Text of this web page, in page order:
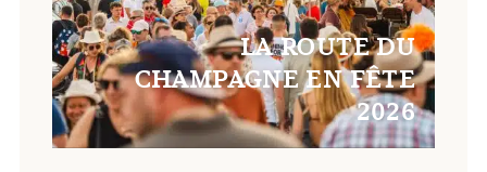
LA ROUTE DU
CHAMPAGNE EN FÊTE
2026